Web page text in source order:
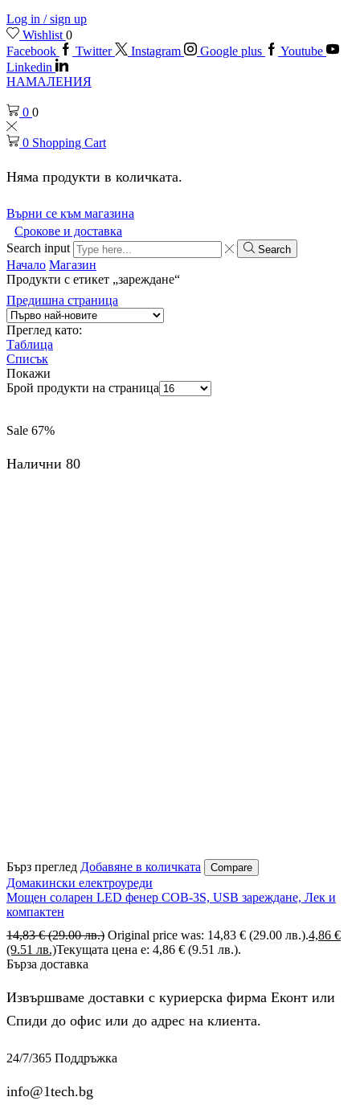
Log in / sign up
Wishlist 0
Facebook
Twitter Instagram Google plus
Youtube
Linkedin
НАМАЛЕНИЯ
0 0
0 Shopping Cart
Няма продукти в количката.
Върни се към магазина
Срокове и доставка
Search input
Search
Начало Магазин
Продукти с етикет „зареждане“
Предишна страница
Преглед като:
Таблица
Списък
Покажи
Брой продукти на страница
Sale 67%
Налични 80
Бърз преглед Добавяне в количката Compare
Домакински електроуреди
Мощен соларен LED фенер COB-3S, USB зареждане, Лек и
компактен
14,83€ (29.00 лв.) Original price was: 14,83 € (29.00 лв.).4,86 €
(9.51 лв.)Текущата цена е: 4,86 € (9.51 лв.).
Бърза доставка
Извършваме доставки с куриерска фирма Еконт или
Спиди до офис или до адрес на клиента.
24/7/365 Поддръжка
info@1tech.bg